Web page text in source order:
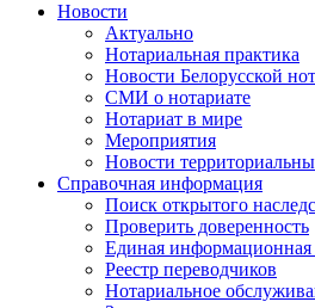
Новости
Актуально
Нотариальная практика
Новости Белорусской
СМИ о нотариате
Нотариат в мире
Мероприятия
Новости
Справочная информация
Поиск открытого
Проверить доверенность
Единая
Реестр переводчиков
Нотариальное